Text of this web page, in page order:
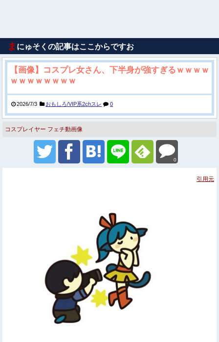
ま にゅそくの記事はここからですお
【画像】コスプレ女さん、下半身が強すぎるｗｗｗｗ
ｗｗｗｗｗｗｗｗ
2026/7/3 おもしろ/VIP系2chスレ 0
コスプレイヤー フェチ動画像
0
引用元